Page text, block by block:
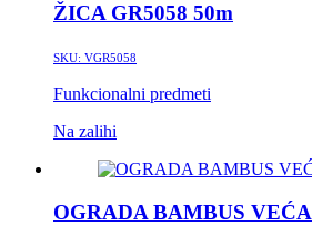
ŽICA GR5058 50m
SKU: VGR5058
Funkcionalni predmeti
Na zalihi
OGRADA BAMBUS VEĆA